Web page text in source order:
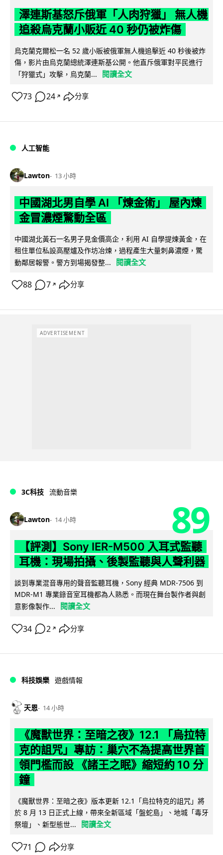
澤連斯基怒斥俄軍「人肉狩獵」 無人機
追殺烏克蘭小販近 40 秒仍被炸傷
烏克蘭克爾松一名 52 歲小販被俄軍無人機追擊近 40 秒後被炸
傷，影片由烏克蘭總統澤連斯基公開。他直斥俄軍對平民進行
「狩獵式」攻擊，烏克蘭...
閱讀全文
73 24 ↗ 分享
人工智能
Lawton 13 小時
中國湖北男自學 AI 「煉金術」 屋內煉
金冒濃煙驚動全區
中國湖北黃石一名男子見金價高企，利用 AI 自學提煉黃金，在
租住單位私設高壓爐及作坊冶煉，過程產生大量刺鼻濃煙，驚
動鄰居報警。警方到場揭發整...
閱讀全文
88 7 ↗ 分享
ADVERTISEMENT
3C科技 流動音樂
Lawton 14 小時 89
【評測】Sony IER-M500 入耳式監聽
耳機：現場拍攝、後製監聽與人聲利器
談到專業混音專用的聲音監聽耳機，Sony 經典 MDR-7506 到
MDR-M1 專業錄音室耳機都為人熟悉。而現在舞台製作者與創
意影像製作...
閱讀全文
34 2 ↗ 分享
科技娛樂 遊戲情報
天恩 14 小時
《魔獸世界：至暗之夜》12.1 「烏拉特
克的詛咒」專訪：巢穴不為提高世界首
領門檻而設 《諸王之眠》縮短約 10 分
鐘
《魔獸世界：至暗之夜》版本更新 12.1「烏拉特克的詛咒」將
於 8 月 13 日正式上線，帶來全新區域「盤蛇島」、地城「毒牙
祭壇」、新型態世...
閱讀全文
71 分享